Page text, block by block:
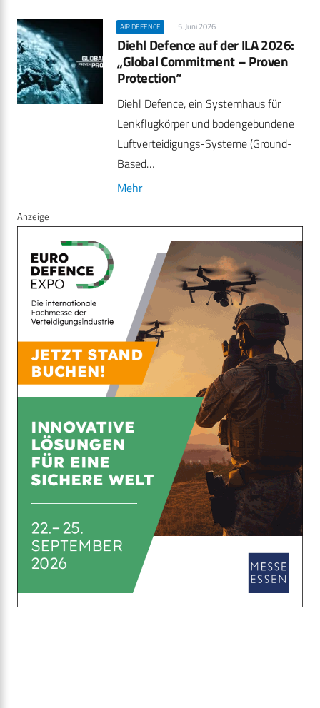
AIR DEFENCE 5. Juni 2026
Diehl Defence auf der ILA 2026:
„Global Commitment – Proven
Protection“
Diehl Defence, ein Systemhaus für
Lenkflugkörper und bodengebundene
Luftverteidigungs-Systeme (Ground-
Based…
Mehr
Anzeige